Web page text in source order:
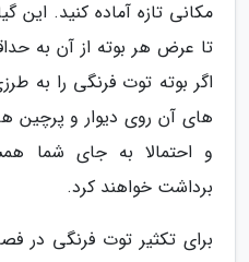
مکانی تازه آماده کنید. این
اگر بوته توت فرنگی را به
های آن روی دیوار و
و احتمالا به جای شما
برداشت خواهند کرد.
برای تکثیر توت فرنگی در